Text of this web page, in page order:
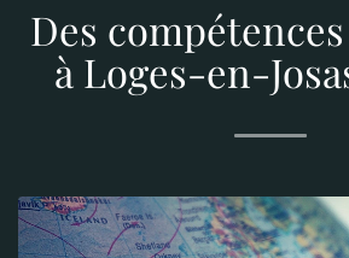
Des
à Loges-en-